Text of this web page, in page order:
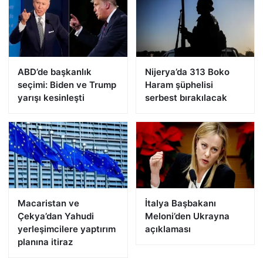
ABD’de başkanlık
seçimi: Biden ve Trump
yarışı kesinleşti
Nijerya’da 313 Boko
Haram şüphelisi
serbest bırakılacak
Macaristan ve
Çekya’dan Yahudi
yerleşimcilere yaptırım
planına itiraz
İtalya Başbakanı
Meloni’den Ukrayna
açıklaması